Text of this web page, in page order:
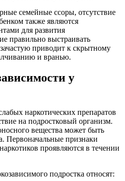
семейные ссоры, отсутствие
также являются
для развития
правильно выстраивать
приводит к скрытному
и вранью.
у
наркотических препаратов
на подростковый организм.
вещества может быть
Первоначальные признаки
проявляются в течении
подростка относят: